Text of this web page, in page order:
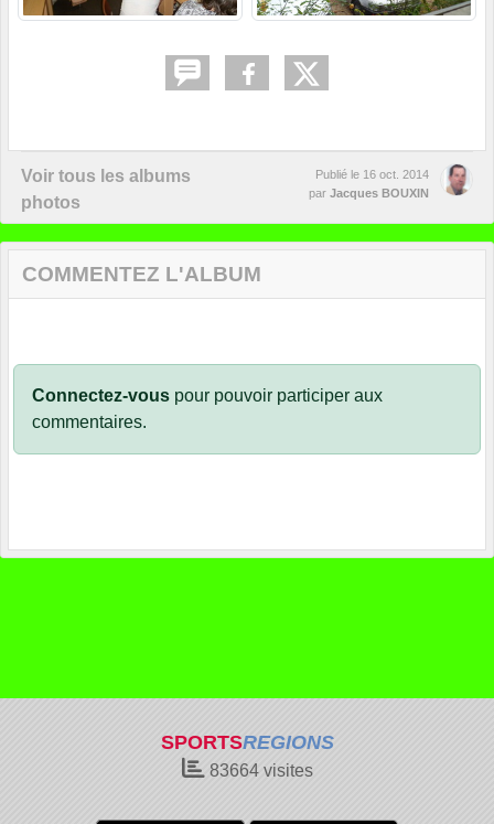
Voir tous les albums
photos
Publié le 16 oct. 2014
par Jacques BOUXIN
COMMENTEZ L'ALBUM
Connectez-vous pour pouvoir participer aux
commentaires.
SPORTSREGIONS
83664visites